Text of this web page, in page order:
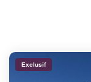
Exclusif